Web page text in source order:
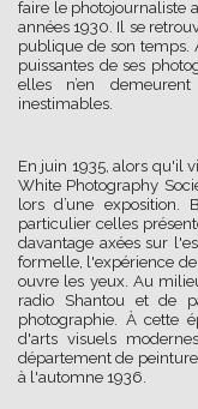
faire le photojournaliste
années 1930. Il se
publique de son temps.
puissantes de ses
elles n’en
inestimables.
En juin 1935, alors qu'il
White Photography
lors d’une exposition.
particulier celles
davantage axées sur
formelle, l'expérience
ouvre les yeux. Au
radio Shantou et de
photographie. À cette
d'arts visuels
département de
à l'automne 1936.